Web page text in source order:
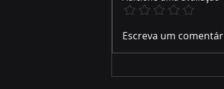
Priori EPI protege
ano todo - Feliz
Escreva um